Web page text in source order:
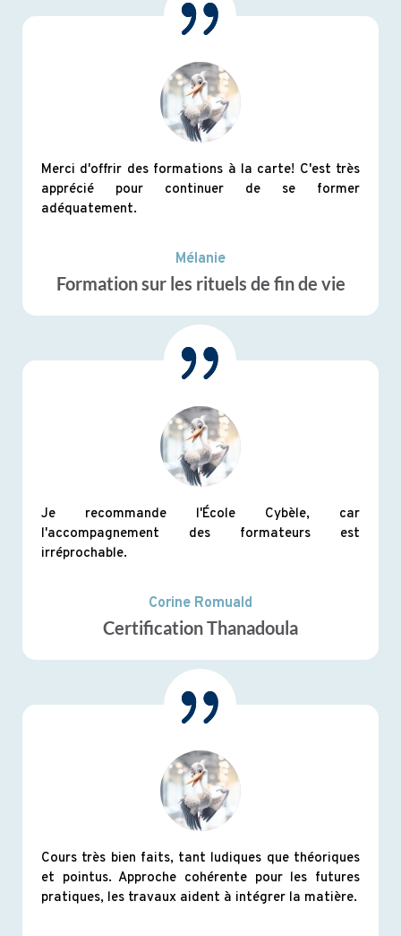
Merci d'offrir des formations à la carte! C'est très
apprécié pour continuer de se former
adéquatement.
Mélanie
Formation sur les rituels de fin de vie
Je recommande l'École Cybèle, car
l'accompagnement des formateurs est
irréprochable.
Corine Romuald
Certification Thanadoula
Cours très bien faits, tant ludiques que théoriques
et pointus. Approche cohérente pour les futures
pratiques, les travaux aident à intégrer la matière.